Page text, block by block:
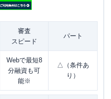
審査
スピード
パート
Webで最短8
分融資も可
能※
△（条件あ
り）